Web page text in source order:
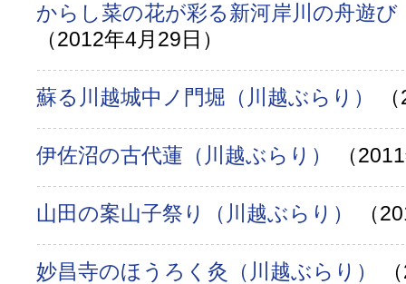
からし菜の花が彩る新河岸川の舟遊び
（2012年4月29日）
蘇る川越城中ノ門堀（川越ぶらり）
伊佐沼の古代蓮（川越ぶらり） （
山田の案山子祭り（川越ぶらり） （
妙昌寺のほうろく灸（川越ぶらり）